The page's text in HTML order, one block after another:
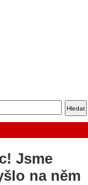
Jsme
na něm